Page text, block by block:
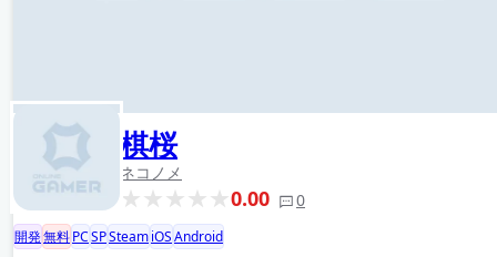
棋桜
ネコノメ
0.00 0
開発無料PCSPSteamiOSAndroid